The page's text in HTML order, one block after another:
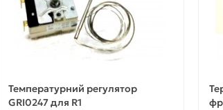
Температурний регулятор
GRI0247 для R1